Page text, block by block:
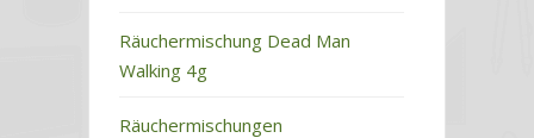
Räuchermischung Dead Man
Walking 4g
Räuchermischungen